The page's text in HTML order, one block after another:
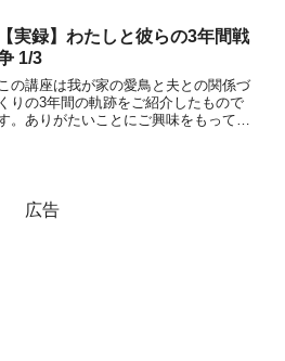
ン」の定義を整理したいと思います。も
しかしたら、みなさんの認Read More...
【実録】わたしと彼らの3年間戦
1/3
この講座は我が家の愛鳥と夫との関係づ
くりの3年間の軌跡をご紹介したもので
。ありがたいことにご興味をもってく
広告